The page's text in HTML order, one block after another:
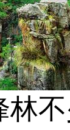
林